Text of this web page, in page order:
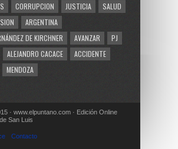
CORRUPCION JUSTICIA
SALUD
ARGENTINA
DE KIRCHNER
AVANZAR
PJ
ALEJANDRO CACACE
ACCIDENTE
MENDOZA
· www.elpuntano.com · Edición Online
San Luis
Contacto